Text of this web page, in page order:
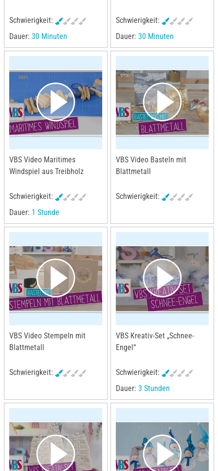
Schwierigkeit:
Dauer: 30 Minuten
Schwierigkeit:
Dauer: 30 Minuten
VBS Video Maritimes
Windspiel aus Treibholz
Schwierigkeit:
Dauer: 1 Stunde
VBS Video Basteln mit
Blattmetall
Schwierigkeit:
VBS Video Stempeln mit
Blattmetall
Schwierigkeit:
VBS Kreativ-Set „Schnee-
Engel“
Schwierigkeit:
Dauer: 3 Stunden